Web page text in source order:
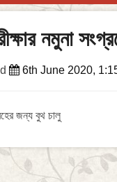
নমুনা
6th June 2020,